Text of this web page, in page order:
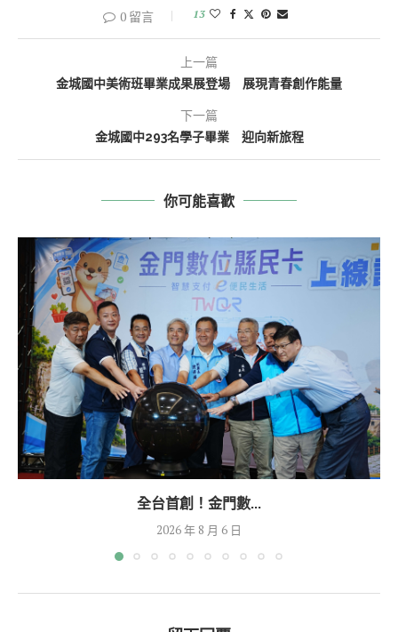
0 留言 13
上一篇
金城國中美術班畢業成果展登場 展現青春創作能量
下一篇
金城國中293名學子畢業 迎向新旅程
你可能喜歡
全台首創！金門數...
2026 年 8 月 6 日